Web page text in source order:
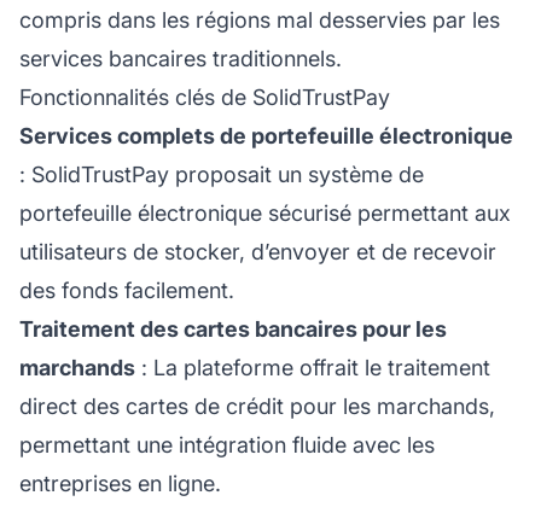
compris dans les régions mal desservies par les
services bancaires traditionnels.
Fonctionnalités clés de SolidTrustPay
Services complets de portefeuille électronique
: SolidTrustPay proposait un système de
portefeuille électronique sécurisé permettant aux
utilisateurs de stocker, d’envoyer et de recevoir
des fonds facilement.
Traitement des cartes bancaires pour les
marchands : La plateforme offrait le traitement
direct des cartes de crédit pour les marchands,
permettant une intégration fluide avec les
entreprises en ligne.